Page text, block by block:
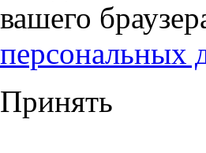
вашего
персональных
Принять